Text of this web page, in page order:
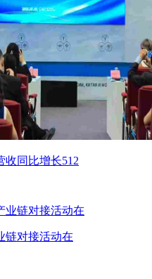
收同比增长512
链对接活动在